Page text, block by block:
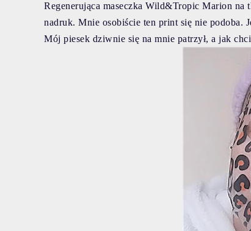
Regenerująca maseczka Wild&Tropic Marion na
nadruk. Mnie osobiście ten print się nie podoba.
Mój piesek dziwnie się na mnie patrzył, a jak